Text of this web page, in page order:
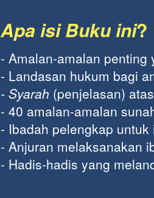
Apa isi Buku ini?
- Amalan-amalan penting
- Landasan hukum bagi
- Syarah (penjelasan)
- 40 amalan-amalan
- Ibadah pelengkap untuk
- Anjuran melaksanakan
- Hadis-hadis yang